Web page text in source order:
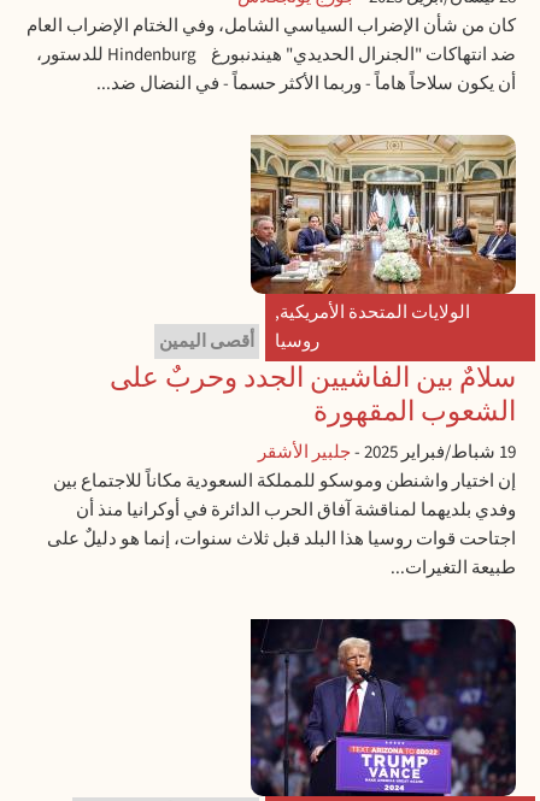
كان من شأن الإضراب السياسي الشامل، وفي الختام الإضراب العام
ضد انتهاكات "الجنرال الحديدي" هيندنبورغ Hindenburg للدستور،
أن يكون سلاحاً هاماً - وربما الأكثر حسماً - في النضال ضد...
الولايات المتحدة الأمريكية,
روسيا
أقصى اليمين
سلامٌ بين الفاشيين الجدد وحربٌ على
الشعوب المقهورة
19 شباط/فبراير 2025 -جلبير الأشقر
إن اختيار واشنطن وموسكو للمملكة السعودية مكاناً للاجتماع بين
وفدي بلديهما لمناقشة آفاق الحرب الدائرة في أوكرانيا منذ أن
اجتاحت قوات روسيا هذا البلد قبل ثلاث سنوات، إنما هو دليلٌ على
طبيعة التغيرات...